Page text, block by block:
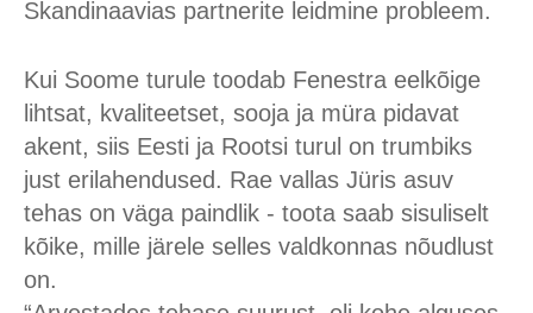
Skandinaavias partnerite leidmine probleem.
Kui Soome turule toodab Fenestra eelkõige
lihtsat, kvaliteetset, sooja ja müra pidavat
akent, siis Eesti ja Rootsi turul on trumbiks
just erilahendused. Rae vallas Jüris asuv
tehas on väga paindlik - toota saab sisuliselt
kõike, mille järele selles valdkonnas nõudlust
on.